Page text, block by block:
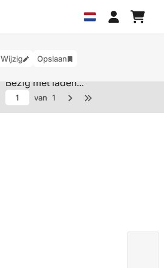
Wijzig Opslaan
Bezig met laden...
van 1